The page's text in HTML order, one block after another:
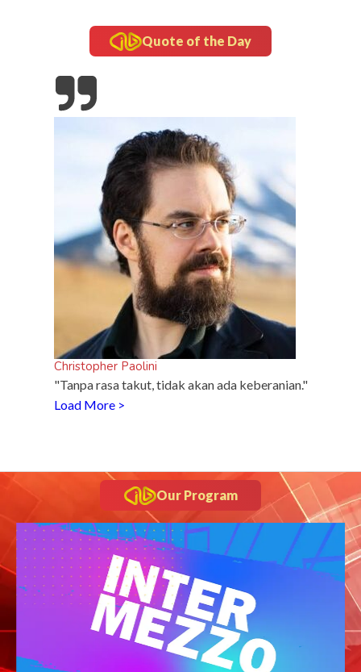
Quote of the Day
Christopher Paolini
"Tanpa rasa takut, tidak akan ada keberanian."
Load More >
Our Program